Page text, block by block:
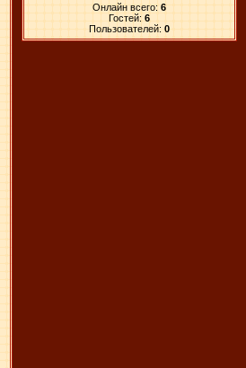
Онлайн всего: 6
Гостей: 6
Пользователей: 0